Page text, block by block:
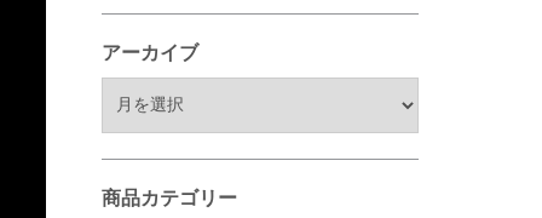
アーカイブ
ブ
商品カテゴリー